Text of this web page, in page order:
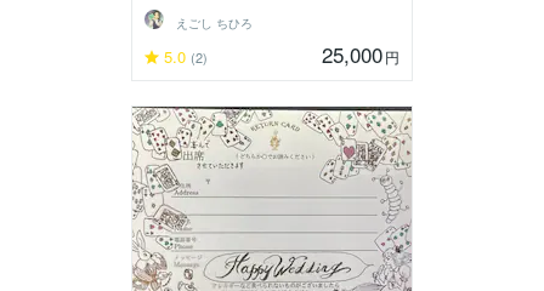
えごし ちひろ
5.0 (2) 25,000円